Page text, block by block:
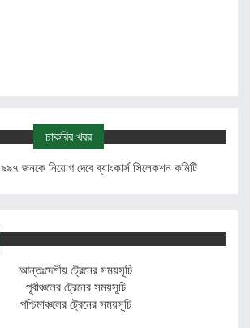
চাকরির খবর
৯৯৭ জনকে নিয়োগ দেবে ব্যাংকার্স সিলেকশন কমিটি
আন্তঃদেশীয় ট্রেনের সময়সূচি
পূর্বাঞ্চলের ট্রেনের সময়সূচি
পশ্চিমাঞ্চলের ট্রেনের সময়সূচি